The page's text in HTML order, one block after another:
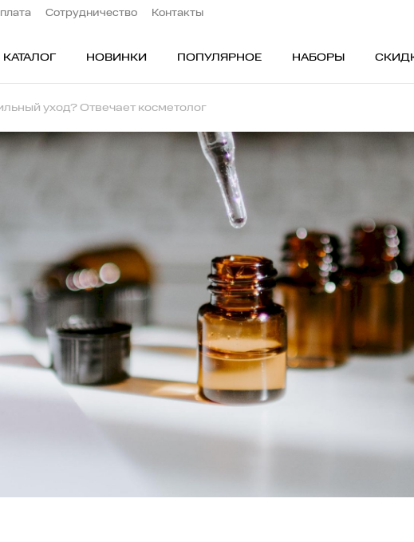
уход? Отвечает косметолог
Сотрудничество Контакты
КАТАЛОГ НОВИНКИ ПОПУЛЯРНОЕ НАБОРЫ
тела
В подарок
Наборы
Бьюти-аутлет